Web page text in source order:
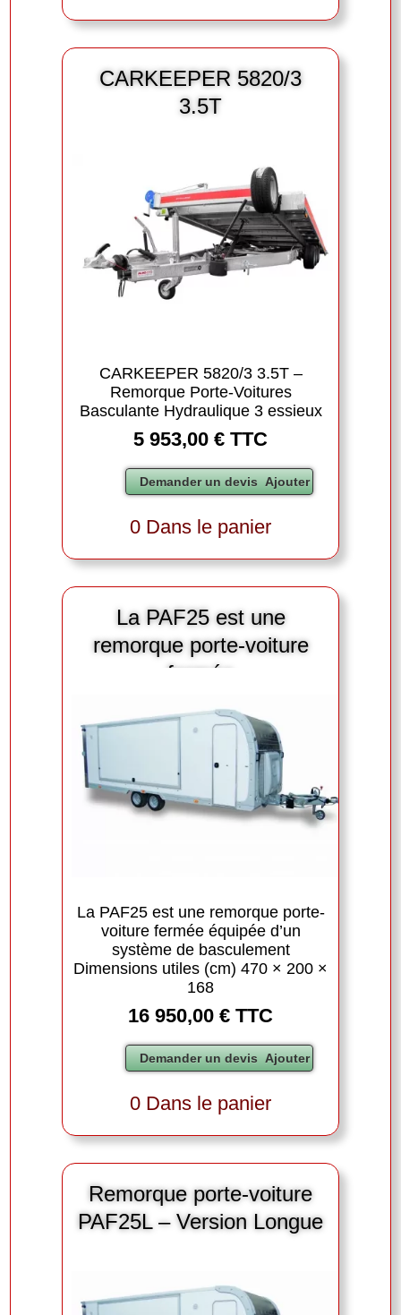
CARKEEPER 5820/3
3.5T
CARKEEPER 5820/3 3.5T –
Remorque Porte-Voitures
Basculante Hydraulique 3 essieux
5 953,00 € TTC
0 Dans le panier
La PAF25 est une
remorque porte-voiture
fermée
La PAF25 est une remorque porte-
voiture fermée équipée d’un
système de basculement
Dimensions utiles (cm) 470 × 200 ×
168
16 950,00 € TTC
0 Dans le panier
Remorque porte-voiture
PAF25L – Version Longue